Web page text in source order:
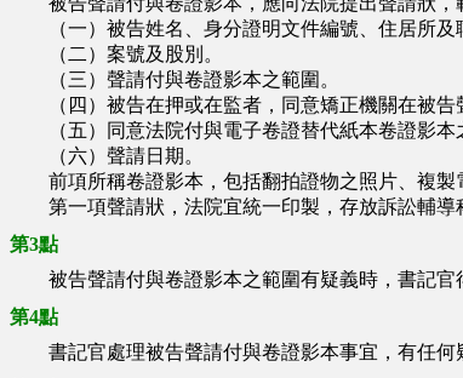
（一）被告姓名、身分證明文件編號、住居所及
（二）案號及股別。
（三）聲請付與卷證影本之範圍。
（四）被告在押或在監者，同意矯正機關在被告
（五）同意法院付與電子卷證替代紙本卷證影本
（六）聲請日期。
前項所稱卷證影本，包括翻拍證物之照片、複製
第一項聲請狀，法院宜統一印製，存放訴訟輔導
第3點
被告聲請付與卷證影本之範圍有疑義時，書記官
第4點
書記官處理被告聲請付與卷證影本事宜，有任何